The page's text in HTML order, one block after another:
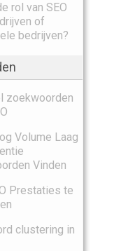
rol van SEO
of
bedrijven?
zoekwoorden
Volume Laag
Vinden
Prestaties te
clustering in